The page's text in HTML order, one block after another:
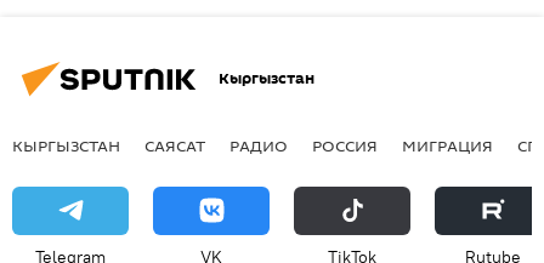
Кыргызстан
КЫРГЫЗСТАН САЯСАТ РАДИО РОССИЯ МИГРАЦИЯ
Telegram VK ТikТоk Rutube